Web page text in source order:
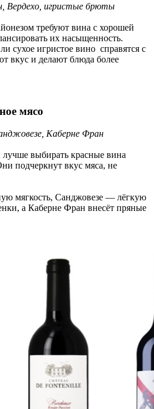
Вердехо, игристые брюты
требуют вина с хорошей
их насыщенность.
сухое игристое вино справятся с
вкус и делают блюда более
мясо
Каберне Фран
выбирать красные вина
подчеркнут вкус мяса, не
мягкость, Санджовезе — лёгкую
а Каберне Фран внесёт пряные